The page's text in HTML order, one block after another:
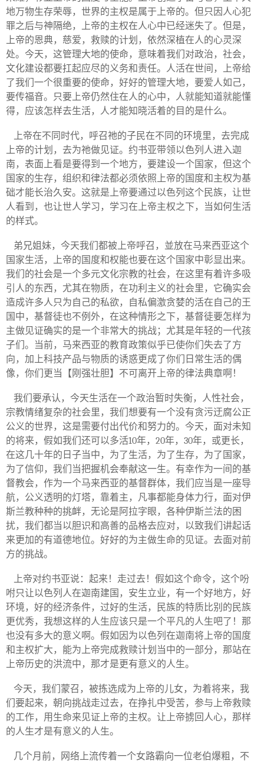
地万物生存荣辱，世界的主权是属于上帝的。但只因人心犯
罪之后与神隔绝，上帝的主权在人心中已经迷失了。但是，
上帝的恩典，慈爱，救赎的计划，依然深植在人的心灵深
处。今天，这管理大地的使命，意味着我们对政治，社会，
文化建设都要扛起应尽的义务和责任。人活在世间，上帝给
了我们一个很重要的使命，好好的管理大地，要爱人如己，
要传福音。只要上帝仍然住在人的心中，人就能知道就能懂
得，应该怎样去生活，人才能知晓活着的目的是什么。
上帝在不同时代，呼召祂的子民在不同的环境里，去完成
上帝的计划，去为祂做见证。约书亚带领以色列人进入迦
南，表面上看是要得到一个地方，要建设一个国家，但这个
国家的生存，组织和律法都必须依照上帝的国度和主权为基
础才能长治久安。这就是上帝要通过以色列这个民族，让世
人看到，也让世人学习，学习在上帝主权之下，当如何生活
的样式。
弟兄姐妹，今天我们都被上帝呼召，並放在马来西亚这个
国家生活，上帝的国度和权能也要在这个国家中彰显出来。
我们的社会是一个多元文化宗教的社会，在这里有着许多吸
引人的东西，尤其在物质，在功利主义的社会里，它确实会
造成许多人只为自己的私欲，自私偏激贪婪的活在自己的王
国中，基督徒也不例外，在这种情形之下，基督徒要怎样为
主做见证确实的是一个非常大的挑战；尤其是年轻的一代孩
子们。当前，马来西亚的教育政策似乎已使你们失去了方
向，加上科技产品与物质的诱惑更成了你们日常生活的偶
像，你们更当【刚强壮胆】不可离开上帝的律法典章啊！
我们要承认，今天生活在一个政治暂时失衡，人性社会，
宗教情绪复杂的社会里，我们想要有一个没有贪污迂腐公正
公义的世界，这是需要付出代价和努力的。今天，面对未知
的将来，假如我们还可以多活10年， 20年， 30年，或更长，
在这几十年的日子当中，为了生活，为了生存，为了国家，
为了信仰，我们当把握机会奉献这一生。有幸作为一间的基
督教会，作为一个马来西亚的基督群体，我们应当是一座导
航，公义透明的灯塔，靠着主，凡事都能身体力行，面对伊
斯兰教种种的挑衅，无论是阿拉字眼，各种伊斯兰法的困
扰，我们都当以胆识和高善的品格去应对，以致我们讲起话
来更加的有道德地位。好好的为主做生命的见证。去面对前
方的挑战。
上帝对约书亚说：起来！走过去！假如这个命令，这个吩
咐只让以色列人在迦南建国，安生立业，有一个好地方，好
环境，好的经济条件，过好的生活，民族的特质比别的民族
更优秀，我想这样的人生应该只是一个平凡的人生吧了！那
也没有多大的意义啊。假如因为以色列在迦南将上帝的国度
和主权扩大，能为上帝完成救赎计划当中的一部分，那站在
上帝历史的洪流中，那才是更有意义的人生。
今天，我们蒙召，被拣选成为上帝的儿女，为着将来，我
们要起来，朝向挑战走过去，在挣扎中受苦，参与上帝救赎
的工作，用生命来见证上帝的主权。让上帝掳回人心，那样
的人生才是有意义的人生。
几个月前，网络上流传着一个女路霸向一位老伯爆粗，不